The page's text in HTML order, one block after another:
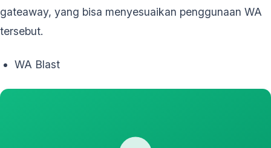
gateaway, yang bisa menyesuaikan penggunaan WA
tersebut.
WA Blast